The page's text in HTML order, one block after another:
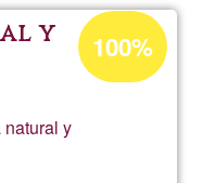
la
y
y
Acceptance
percentage
100%